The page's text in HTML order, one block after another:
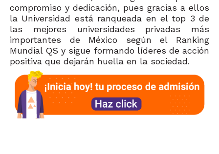
compromiso y dedicación, pues gracias a ellos
la Universidad está ranqueada en el top 3 de
las mejores universidades privadas más
importantes de México según el Ranking
Mundial QS y sigue formando líderes de acción
positiva que dejarán huella en la sociedad.